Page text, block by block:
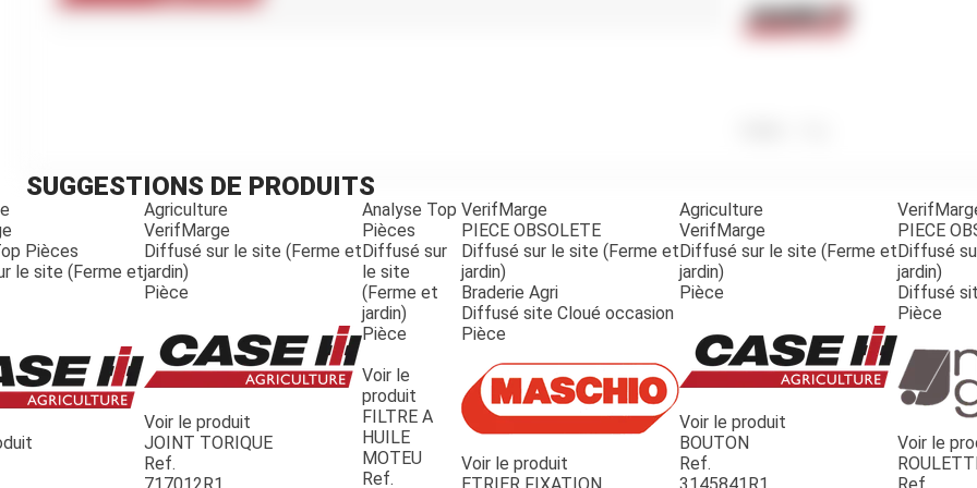
Kubota
Sécateur
Perche sécateur
SUGGESTIONS DE PRODUITS
Pièces
le site (Ferme et
Agriculture
VerifMarge
Diffusé sur le site (Ferme et
jardin)
Pièce
Voir le produit
JOINT TORIQUE
Ref.
Analyse Top
Pièces
Diffusé sur
le site
(Ferme et
jardin)
Pièce
Voir le
produit
FILTRE A
HUILE
MOTEU
Ref.
VerifMarge
PIECE OBSOLETE
Diffusé sur le site (Ferme et
jardin)
Braderie Agri
Diffusé site Cloué occasion
Pièce
Voir le produit
Agriculture
VerifMarge
Diffusé sur le site (Ferme et
jardin)
Pièce
Voir le produit
BOUTON
Ref.
PIECE
Diffusé
jardin)
Diffusé
Pièce
Voir le